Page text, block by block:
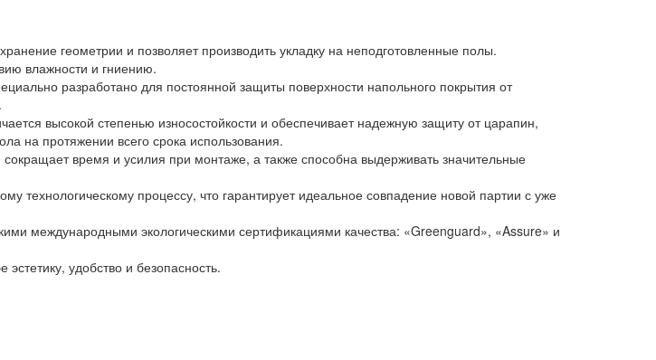
геометрии и позволяет производить укладку на неподготовленные полы.
влажности и гниению.
разработано для постоянной защиты поверхности напольного покрытия от
высокой степенью износостойкости и обеспечивает надежную защиту от царапин,
на протяжении всего срока использования.
время и усилия при монтаже, а также способна выдерживать значительные
технологическому процессу, что гарантирует идеальное совпадение новой партии с уже
международными экологическими сертификациями качества: «Greenguard», «Assure» и
удобство и безопасность.